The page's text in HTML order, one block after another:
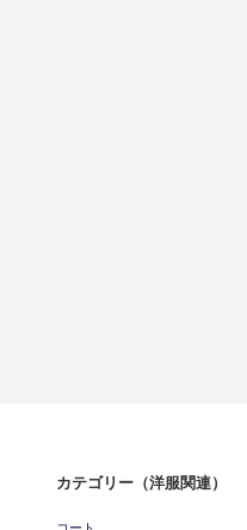
カテゴリー（洋服関連）